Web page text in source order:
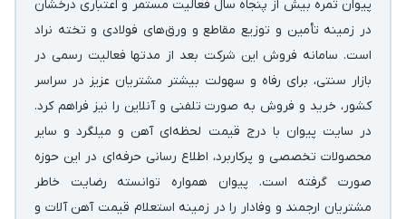
پیوان ثمره بیش از پنجاه سال فعالیت مستمر و اعتباری درخشان
در زمینه‌ تأمین و توزیع مقاطع و ورق‌های فولادی و تخته نراد
است. سامانه فروش این شرکت بعد از مدتها فعالیت رسمی در
بازار سنتی، برای رفاه و سهولت بیشتر مشتریان عزیز در سراسر
کشور، خرید و فروش به صورت تلفنی و آنلاین را نیز فراهم کرد.
در سایت پیوان با درج قیمت لحظه‌ای آهن و میلگرد و سایر
محصولات تخصصی و پرکاربرد، اطلاع رسانی حرفه‌ای در این حوزه
صورت گرفته است. پیوان همواره توانسته رضایت خاطر
مشتریان ارجمند و وفادار را در زمینه استعلام قیمت آهن آلات و